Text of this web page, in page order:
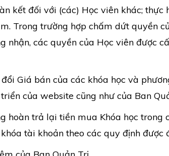
kết đối với (các) Học viên khác;
Trong trường hợp chấm dứt quyền
nhận, các quyền của Học viên được
Giá bán của các khóa học và
của website cũng như của Ban
hoàn trả lại tiền mua Khóa học
tài khoản theo các quy định được